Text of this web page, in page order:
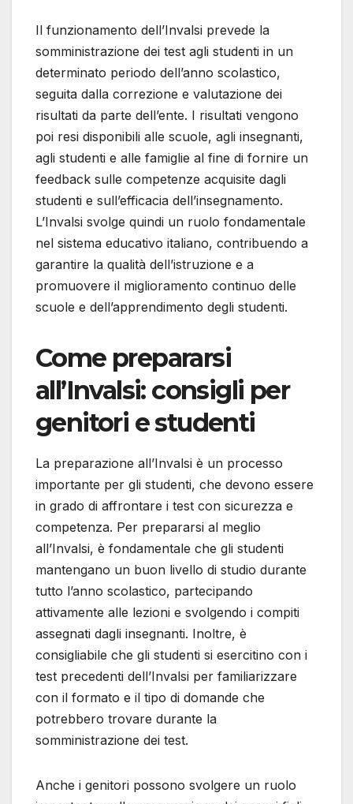
Il funzionamento dell’Invalsi prevede la
somministrazione dei test agli studenti in un
determinato periodo dell’anno scolastico,
seguita dalla correzione e valutazione dei
risultati da parte dell’ente. I risultati vengono
poi resi disponibili alle scuole, agli insegnanti,
agli studenti e alle famiglie al fine di fornire un
feedback sulle competenze acquisite dagli
studenti e sull’efficacia dell’insegnamento.
L’Invalsi svolge quindi un ruolo fondamentale
nel sistema educativo italiano, contribuendo a
garantire la qualità dell’istruzione e a
promuovere il miglioramento continuo delle
scuole e dell’apprendimento degli studenti.
Come prepararsi
all’Invalsi: consigli per
genitori e studenti
La preparazione all’Invalsi è un processo
importante per gli studenti, che devono essere
in grado di affrontare i test con sicurezza e
competenza. Per prepararsi al meglio
all’Invalsi, è fondamentale che gli studenti
mantengano un buon livello di studio durante
tutto l’anno scolastico, partecipando
attivamente alle lezioni e svolgendo i compiti
assegnati dagli insegnanti. Inoltre, è
consigliabile che gli studenti si esercitino con i
test precedenti dell’Invalsi per familiarizzare
con il formato e il tipo di domande che
potrebbero trovare durante la
somministrazione dei test.
Anche i genitori possono svolgere un ruolo